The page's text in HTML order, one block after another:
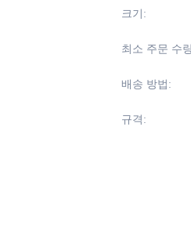
크기 :
최소 주문 수
배송 방법 :
규격 :